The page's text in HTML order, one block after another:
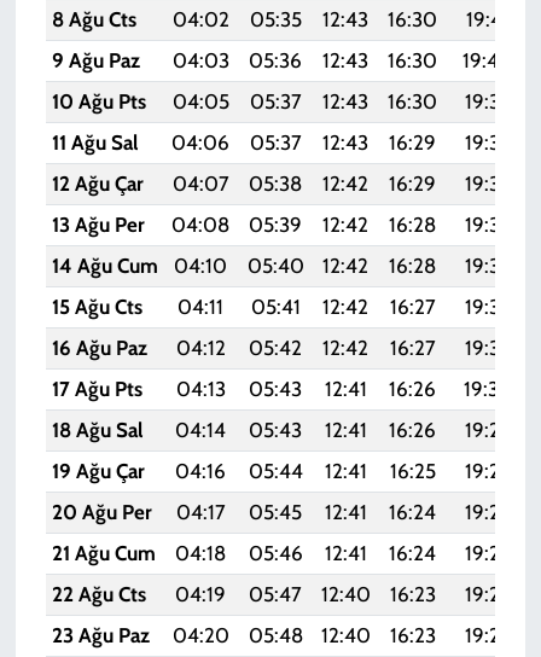
8 Ağu Cts
04:02 05:35 12:43 16:30 19:41
9 Ağu Paz
04:03 05:36 12:43 16:30 19:40
10 Ağu Pts
04:05 05:37 12:43 16:30 19:39
11 Ağu Sal
04:06 05:37 12:43 16:29 19:38
12 Ağu Çar
04:07 05:38 12:42 16:29 19:37
13 Ağu Per
04:08 05:39 12:42 16:28 19:35
14 Ağu Cum
04:10 05:40 12:42 16:28 19:34
15 Ağu Cts
04:11 05:41 12:42 16:27 19:33
16 Ağu Paz
04:12 05:42 12:42 16:27 19:32
17 Ağu Pts
04:13 05:43 12:41 16:26 19:30
18 Ağu Sal
04:14 05:43 12:41 16:26 19:29
19 Ağu Çar
04:16 05:44 12:41 16:25 19:28
20 Ağu Per
04:17 05:45 12:41 16:24 19:27
21 Ağu Cum
04:18 05:46 12:41 16:24 19:25
22 Ağu Cts
04:19 05:47 12:40 16:23 19:24
23 Ağu Paz
04:20 05:48 12:40 16:23 19:22